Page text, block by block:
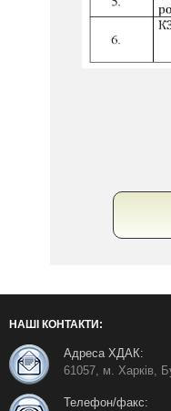
НАШІ КОНТАКТИ:
Адреса ХДАК:
61057, м. Харків,
Телефон/факс: